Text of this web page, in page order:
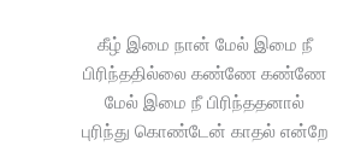
கீழ் இமை நான் மேல் இமை நீ
பிரிந்ததில்லை கண்ணே கண்ணே
மேல் இமை நீ பிரிந்ததனால்
புரிந்து கொண்டேன் காதல் என்றே